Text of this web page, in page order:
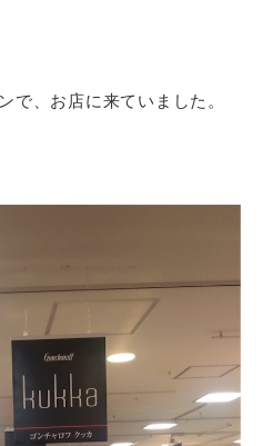
で、お店に来ていました。